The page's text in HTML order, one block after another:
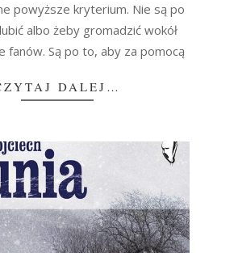
powyższe kryterium. Nie są po
albo żeby gromadzić wokół
fanów. Są po to, aby za pomocą
DALEJ…